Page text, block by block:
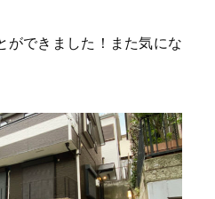
ができました！また気にな